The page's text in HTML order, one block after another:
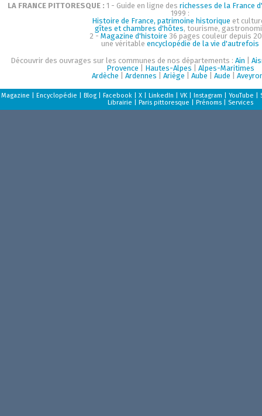
LA FRANCE PITTORESQUE : 1 - Guide en ligne des richesses de la France
1999 :
Histoire de France, patrimoine historique et
gîtes et chambres d'hôtes, tourisme,
2 - Magazine d'histoire 36 pages couleur depuis
une véritable encyclopédie de la vie d'autrefois
Découvrir des ouvrages sur les communes de nos départements : Ain
Provence
Hautes-Alpes
Alpes-Maritimes
Ardèche
Ardennes Ariège Aube Aude
Magazine Encyclopédie Blog| Facebook| X| LinkedIn VK| Instagram YouTube
Librairie
Paris pittoresque Prénoms| Services